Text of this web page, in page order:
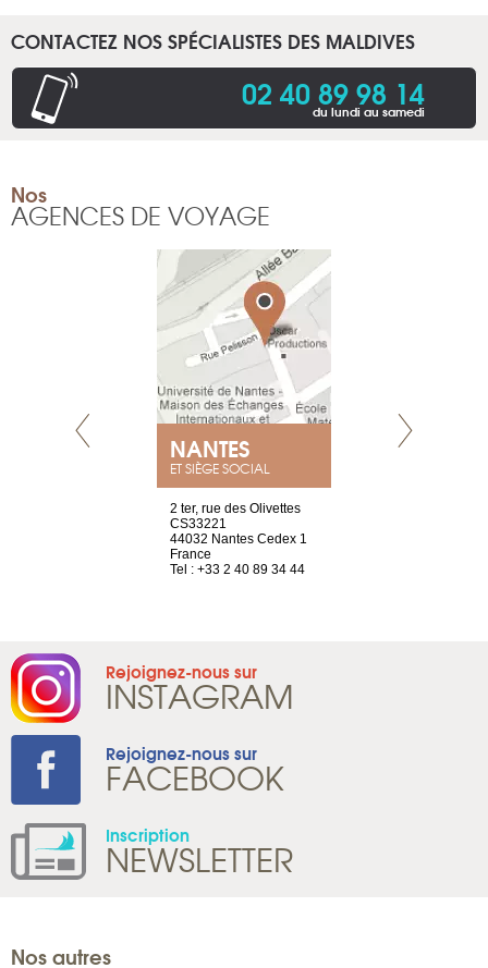
CONTACTEZ NOS SPÉCIALISTES DES MALDIVES
02 40 89 98 14
du lundi au samedi
Nos
AGENCES DE VOYAGE
NANTES
ET SIÈGE SOCIAL
2 ter, rue des Olivettes
CS33221
44032 Nantes Cedex 1
France
Tel : +33 2 40 89 34 44
Rejoignez-nous sur
INSTAGRAM
Rejoignez-nous sur
FACEBOOK
Inscription
NEWSLETTER
Nos autres